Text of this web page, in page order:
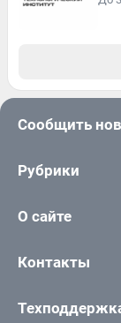
Сообщить
Рубрики
О сайте
Контакты